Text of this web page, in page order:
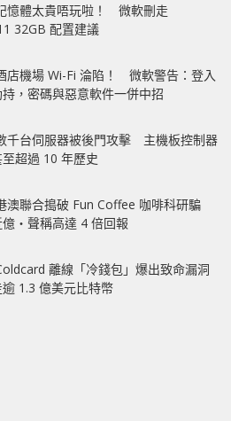
憶體太貴唔玩啦！ 微軟刪走
32GB 配置建議
店機場 Wi-Fi 淪陷！ 微軟警告：登入
，密碼與惡意軟件一併中招
千台伺服器被後門攻擊 主機板控制器
超過 10 年歷史
澳聯合搗破 Fun Coffee 咖啡科研騙
‧聲稱高達 4 倍回報
離線「冷錢包」爆出致命漏洞
1.3 億美元比特幣